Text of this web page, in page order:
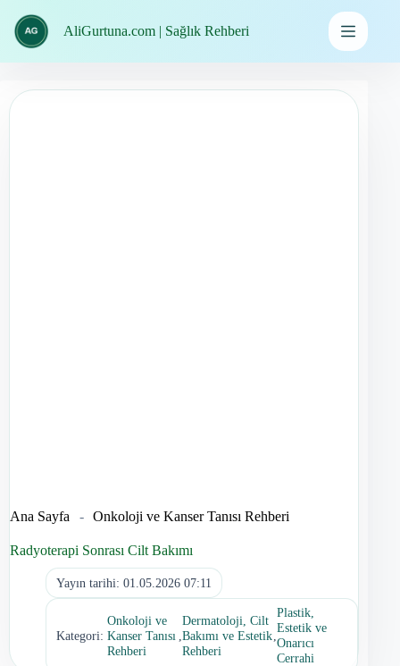
geç
AliGurtuna.com | Sağlık Rehberi
Ana Sayfa - Onkoloji ve Kanser Tanısı Rehberi
Radyoterapi Sonrası Cilt Bakımı
Yayın tarihi: 01.05.2026 07:11
Kategori:
Onkoloji ve
Kanser Tanısı
Rehberi
Dermatoloji, Cilt
Bakımı ve Estetik
Rehberi
Plastik,
Estetik ve
Onarıcı
Cerrahi